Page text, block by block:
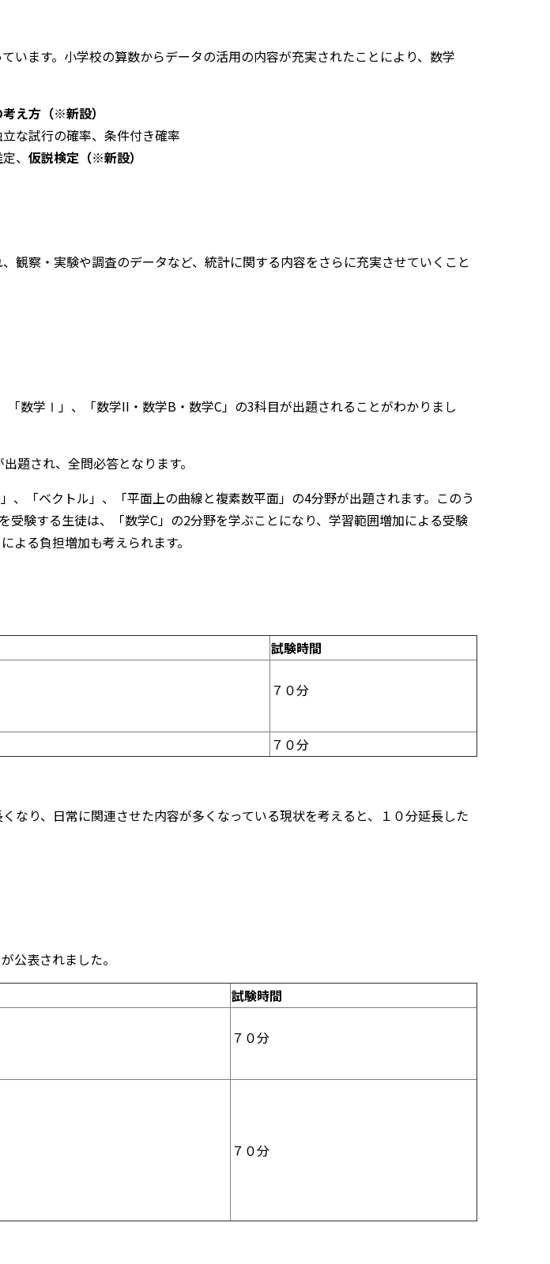
ます。小学校の算数からデータの活用の内容が充実されたことにより、数学
え方（※新設）
立な試行の確率、条件付き確率
、 仮説検定（※新設）
観察・実験や調査のデータなど、統計に関する内容をさらに充実させていくこと
数学Ⅰ」、「数学II・数学B・数学C」の3科目が出題されることがわかりまし
題され、全問必答となります。
「ベクトル」、「平面上の曲線と複素数平面」の4分野が出題されます。このう
験する生徒は、「数学C」の2分野を学ぶことになり、学習範囲増加による受験
よる負担増加も考えられます。
試験時間
７０分
７０分
なり、日常に関連させた内容が多くなっている現状を考えると、１０分延長した
公表されました。
試験時間
７０分
７０分